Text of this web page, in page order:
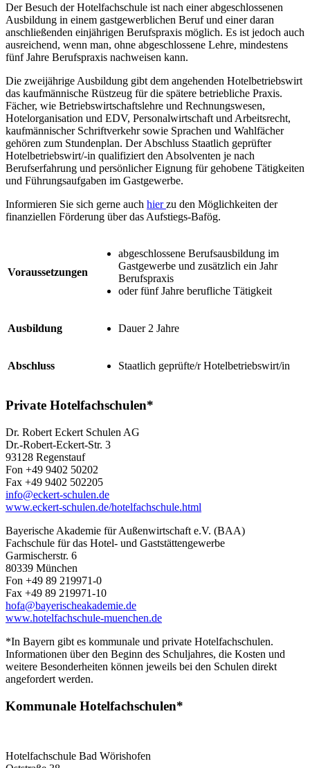
Der Besuch der Hotelfachschule ist nach einer abgeschlossenen
Ausbildung in einem gastgewerblichen Beruf und einer daran
anschließenden einjährigen Berufspraxis möglich. Es ist jedoch auch
ausreichend, wenn man, ohne abgeschlossene Lehre, mindestens
fünf Jahre Berufspraxis nachweisen kann.
Die zweijährige Ausbildung gibt dem angehenden Hotelbetriebswirt
das kaufmännische Rüstzeug für die spätere betriebliche Praxis.
Fächer, wie Betriebswirtschaftslehre und Rechnungswesen,
Hotelorganisation und EDV, Personalwirtschaft und Arbeitsrecht,
kaufmännischer Schriftverkehr sowie Sprachen und Wahlfächer
gehören zum Stundenplan. Der Abschluss Staatlich geprüfter
Hotelbetriebswirt/-in qualifiziert den Absolventen je nach
Berufserfahrung und persönlicher Eignung für gehobene Tätigkeiten
und Führungsaufgaben im Gastgewerbe.
Informieren Sie sich gerne auch hierzu den Möglichkeiten der
finanziellen Förderung über das Aufstiegs-Bafög.
Voraussetzungen
abgeschlossene Berufsausbildung im
Gastgewerbe und zusätzlich ein Jahr
Berufspraxis
oder fünf Jahre berufliche Tätigkeit
Ausbildung Dauer 2 Jahre
Abschluss Staatlich geprüfte/r Hotelbetriebswirt/in
Private Hotelfachschulen*
Dr. Robert Eckert Schulen AG
Dr.-Robert-Eckert-Str. 3
93128 Regenstauf
Fon +49 9402 50202
Fax +49 9402 502205
info@eckert-schulen.de
www.eckert-schulen.de/hotelfachschule.html
Bayerische Akademie für Außenwirtschaft e.V. (BAA)
Fachschule für das Hotel- und Gaststättengewerbe
Garmischerstr. 6
80339 München
Fon +49 89 219971-0
Fax +49 89 219971-10
hofa@bayerischeakademie.de
www.hotelfachschule-muenchen.de
*In Bayern gibt es kommunale und private Hotelfachschulen.
Informationen über den Beginn des Schuljahres, die Kosten und
weitere Besonderheiten können jeweils bei den Schulen direkt
angefordert werden.
Kommunale Hotelfachschulen*
Hotelfachschule Bad Wörishofen